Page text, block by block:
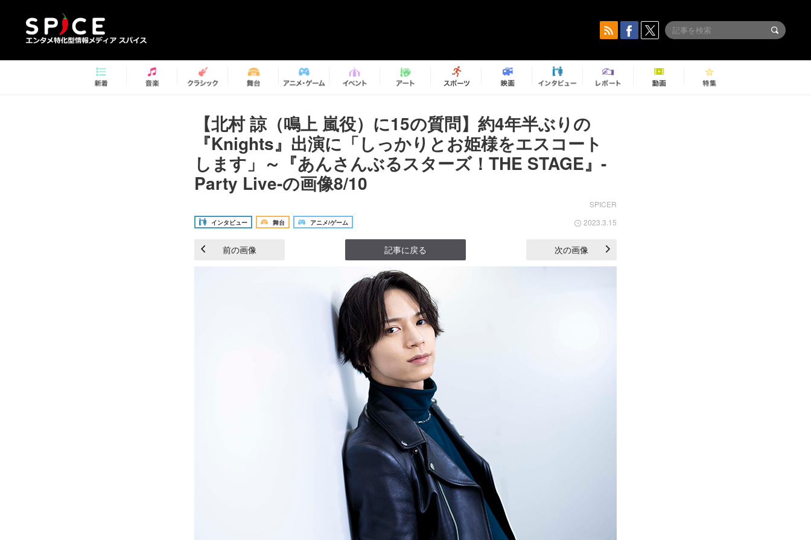
【北村 諒（鳴上 嵐役）に15の質問】約4年半ぶりの
『Knights』出演に「しっかりとお姫様をエスコート
します」～『あんさんぶるスターズ！THE STAGE』-
Party Live-の画像8/10
SPICER
インタビュー 舞台 アニメ/ゲーム 2023.3.15
前の画像 記事に戻る 次の画像